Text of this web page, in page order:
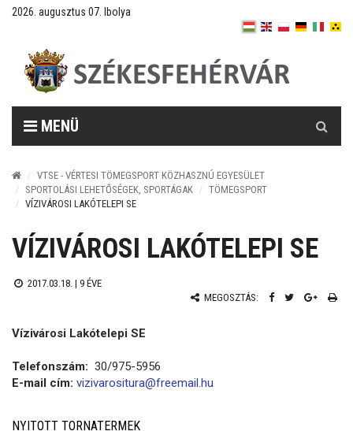
2026. augusztus 07. Ibolya
MENÜ
VTSE - VÉRTESI TÖMEGSPORT KÖZHASZNÚ EGYESÜLET
SPORTOLÁSI LEHETŐSÉGEK, SPORTÁGAK
TÖMEGSPORT
VÍZIVÁROSI LAKÓTELEPI SE
VÍZIVÁROSI LAKÓTELEPI SE
2017.03.18. | 9 ÉVE
MEGOSZTÁS:
Vízivárosi Lakótelepi SE
Telefonszám: 30/975-5956
E-mail cím: vizivarositura@freemail.hu
NYITOTT TORNATERMEK